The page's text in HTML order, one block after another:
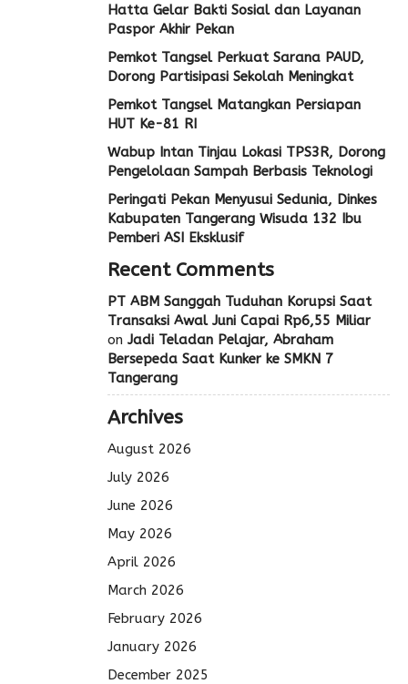
Hatta Gelar Bakti Sosial dan Layanan
Paspor Akhir Pekan
Pemkot Tangsel Perkuat Sarana PAUD,
Dorong Partisipasi Sekolah Meningkat
Pemkot Tangsel Matangkan Persiapan
HUT Ke-81 RI
Wabup Intan Tinjau Lokasi TPS3R, Dorong
Pengelolaan Sampah Berbasis Teknologi
Peringati Pekan Menyusui Sedunia, Dinkes
Kabupaten Tangerang Wisuda 132 Ibu
Pemberi ASI Eksklusif
Recent Comments
PT ABM Sanggah Tuduhan Korupsi Saat
Transaksi Awal Juni Capai Rp6,55 Miliar
on Jadi Teladan Pelajar, Abraham
Bersepeda Saat Kunker ke SMKN 7
Tangerang
Archives
August 2026
July 2026
June 2026
May 2026
April 2026
March 2026
February 2026
January 2026
December 2025